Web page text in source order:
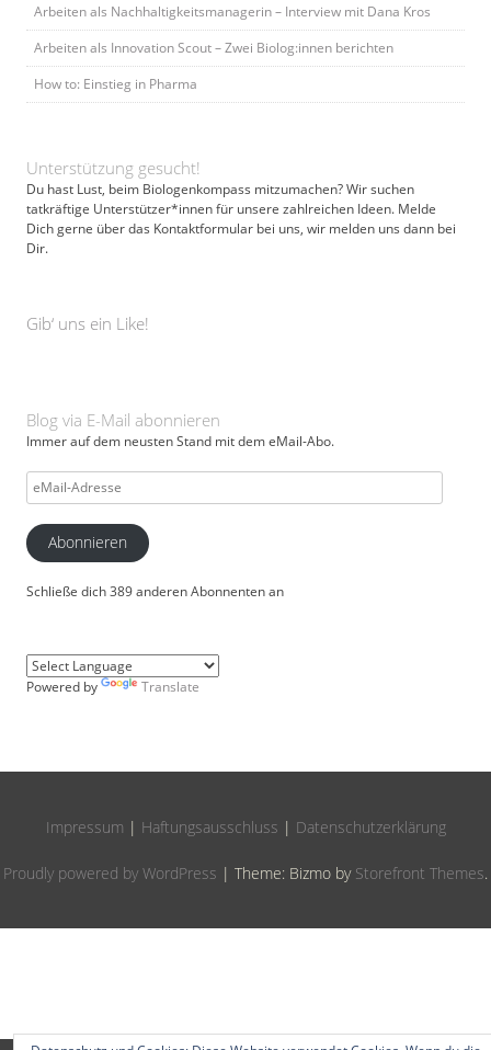
Arbeiten als Nachhaltigkeitsmanagerin – Interview mit Dana Kros
Arbeiten als Innovation Scout – Zwei Biolog:innen berichten
How to: Einstieg in Pharma
Unterstützung gesucht!
Du hast Lust, beim Biologenkompass mitzumachen? Wir suchen
tatkräftige Unterstützer*innen für unsere zahlreichen Ideen. Melde
Dich gerne über das Kontaktformular bei uns, wir melden uns dann bei
Dir.
Gib‘ uns ein Like!
Blog via E-Mail abonnieren
Immer auf dem neusten Stand mit dem eMail-Abo.
eMail-
Adresse
Abonnieren
Schließe dich 389 anderen Abonnenten an
Powered by Translate
Impressum | Haftungsausschluss | Datenschutzerklärung
Proudly powered by WordPress | Theme: Bizmo by Storefront Themes.